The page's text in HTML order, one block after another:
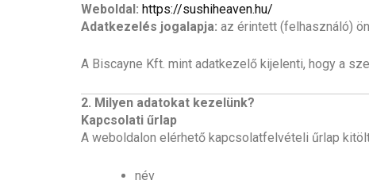
Weboldal: https://sushiheaven.hu/
Adatkezelés jogalapja: az érintett (felhasználó)
A Biscayne Kft. mint adatkezelő kijelenti, hogy a
2. Milyen adatokat kezelünk?
Kapcsolati űrlap
A weboldalon elérhető kapcsolatfelvételi űrlap
név